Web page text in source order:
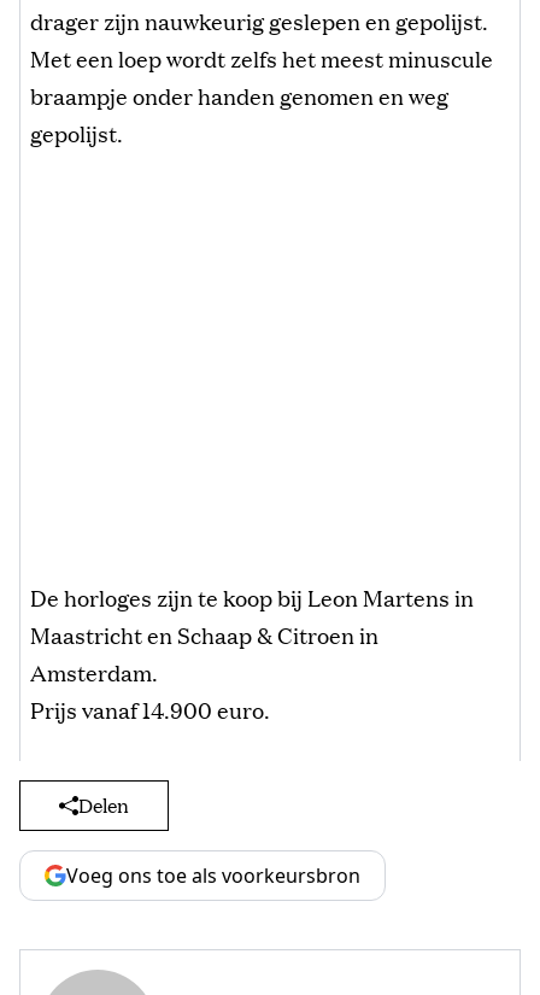
drager zijn nauwkeurig geslepen en gepolijst.
Met een loep wordt zelfs het meest minuscule
braampje onder handen genomen en weg
gepolijst.
De horloges zijn te koop bij Leon Martens in
Maastricht en Schaap & Citroen in
Amsterdam.
Prijs vanaf 14.900 euro.
Delen
Voeg ons toe als voorkeursbron